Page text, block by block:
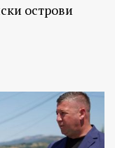
острови